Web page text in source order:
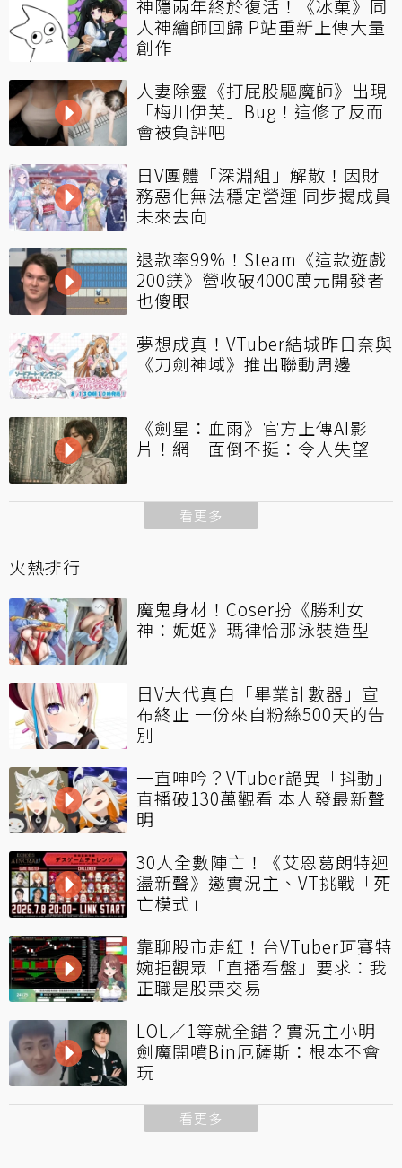
神隱兩年終於復活！《冰菓》同
人神繪師回歸 P站重新上傳大量
創作
人妻除靈《打屁股驅魔師》出現
「梅川伊芙」Bug！這修了反而
會被負評吧
日V團體「深淵組」解散！因財
務惡化無法穩定營運 同步揭成員
未來去向
退款率99%！Steam《這款遊戲
200鎂》營收破4000萬元開發者
也傻眼
夢想成真！VTuber結城昨日奈與
《刀劍神域》推出聯動周邊
《劍星：血雨》官方上傳AI影
片！網一面倒不挺：令人失望
看更多
火熱排行
魔鬼身材！Coser扮《勝利女
神：妮姬》瑪律恰那泳裝造型
日V大代真白「畢業計數器」宣
布終止 一份來自粉絲500天的告
別
一直呻吟？VTuber詭異「抖動」
直播破130萬觀看 本人發最新聲
明
30人全數陣亡！《艾恩葛朗特迴
盪新聲》邀實況主、VT挑戰「死
亡模式」
靠聊股市走紅！台VTuber珂賽特
婉拒觀眾「直播看盤」要求：我
正職是股票交易
LOL／1等就全錯？實況主小明
劍魔開噴Bin厄薩斯：根本不會
玩
看更多